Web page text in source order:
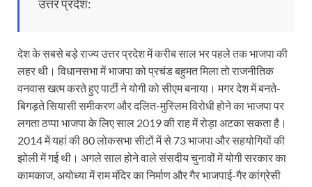
उत्तर प्रदेश:
देश के सबसे बड़े राज्य उत्तर प्रदेश में करीब साल भर पहले तक भाजपा की
लहर थी। विधानसभा में भाजपा को प्रचंड बहुमत मिला तो राजनीतिक
वनवास खत्म करते हुए पार्टी ने योगी को सीएम बनाया। मगर देश में बनते-
बिगड़ते सियासी समीकरण और दलित-मुस्लिम विरोधी होने का भाजपा पर
लगता ठप्पा भाजपा के लिए साल 2019 की राह में रोड़ा अटका सकता है।
2014 में यहां की 80 लोकसभा सीटों में से 73 भाजपा और सहयोगियों की
झोली में गई थी। अगले साल होने वाले संसदीय चुनावों में योगी सरकार का
कामकाज, अयोध्या में राम मंदिर का निर्माण और गैर भाजपाई-गैर कांग्रेसी